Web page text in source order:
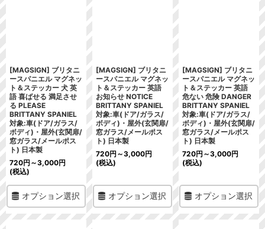
[MAGSIGN] ブリタニ
ースパニエル マグネッ
ト＆ステッカー 犬 英
語 喜ばせる 満足させ
る PLEASE
BRITTANY SPANIEL
対象:車(ドア/ガラス/
ボディ)・屋外(玄関扉/
窓ガラス/メールポス
ト) 日本製
720円 ～3,000円
(税込)
オプション選択
[MAGSIGN] ブリタニ
ースパニエル マグネッ
ト＆ステッカー 英語
お知らせ NOTICE
BRITTANY SPANIEL
対象:車(ドア/ガラス/
ボディ)・屋外(玄関扉/
窓ガラス/メールポス
ト) 日本製
720円 ～3,000円
(税込)
オプション選択
[MAGSIGN] ブリタニ
ースパニエル マグネッ
ト＆ステッカー 英語
危ない 危険 DANGER
BRITTANY SPANIEL
対象:車(ドア/ガラス/
ボディ)・屋外(玄関扉/
窓ガラス/メールポス
ト) 日本製
720円 ～3,000円
(税込)
オプション選択